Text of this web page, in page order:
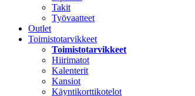
Takit
Työvaatteet
Outlet
Toimistotarvikkeet
Toimistotarvikkeet
Hiirimatot
Kalenterit
Kansiot
Käyntikorttikotelot